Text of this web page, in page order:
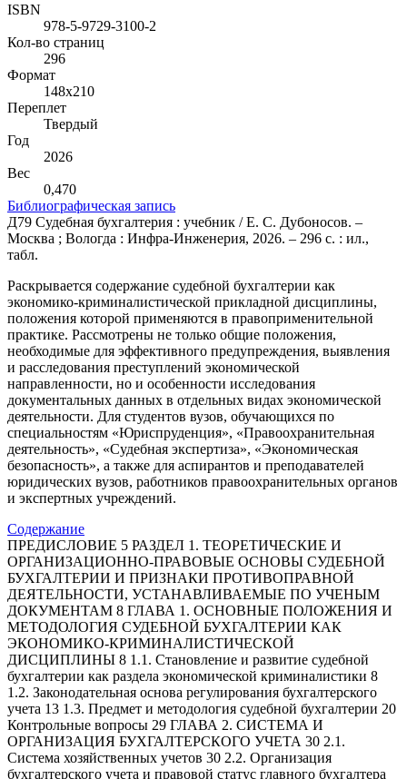
ISBN
978-5-9729-3100-2
Кол-во страниц
296
Формат
148х210
Переплет
Твердый
Год
2026
Вес
0,470
Библиографическая запись
Д79 Судебная бухгалтерия : учебник / Е. С. Дубоносов. –
Москва ; Вологда : Инфра-Инженерия, 2026. – 296 с. : ил.,
табл.
Раскрывается содержание судебной бухгалтерии как
экономико-криминалистической прикладной дисциплины,
положения которой применяются в правоприменительной
практике. Рассмотрены не только общие положения,
необходимые для эффективного предупреждения, выявления
и расследования преступлений экономической
направленности, но и особенности исследования
документальных данных в отдельных видах экономической
деятельности. Для студентов вузов, обучающихся по
специальностям «Юриспруденция», «Правоохранительная
деятельность», «Судебная экспертиза», «Экономическая
безопасность», а также для аспирантов и преподавателей
юридических вузов, работников правоохранительных органов
и экспертных учреждений.
Содержание
ПРЕДИСЛОВИЕ 5 РАЗДЕЛ 1. ТЕОРЕТИЧЕСКИЕ И
ОРГАНИЗАЦИОННО-ПРАВОВЫЕ ОСНОВЫ СУДЕБНОЙ
БУХГАЛТЕРИИ И ПРИЗНАКИ ПРОТИВОПРАВНОЙ
ДЕЯТЕЛЬНОСТИ, УСТАНАВЛИВАЕМЫЕ ПО УЧЕНЫМ
ДОКУМЕНТАМ 8 ГЛАВА 1. ОСНОВНЫЕ ПОЛОЖЕНИЯ И
МЕТОДОЛОГИЯ СУДЕБНОЙ БУХГАЛТЕРИИ КАК
ЭКОНОМИКО-КРИМИНАЛИСТИЧЕСКОЙ
ДИСЦИПЛИНЫ 8 1.1. Становление и развитие судебной
бухгалтерии как раздела экономической криминалистики 8
1.2. Законодательная основа регулирования бухгалтерского
учета 13 1.3. Предмет и методология судебной бухгалтерии 20
Контрольные вопросы 29 ГЛАВА 2. СИСТЕМА И
ОРГАНИЗАЦИЯ БУХГАЛТЕРСКОГО УЧЕТА 30 2.1.
Система хозяйственных учетов 30 2.2. Организация
бухгалтерского учета и правовой статус главного бухгалтера